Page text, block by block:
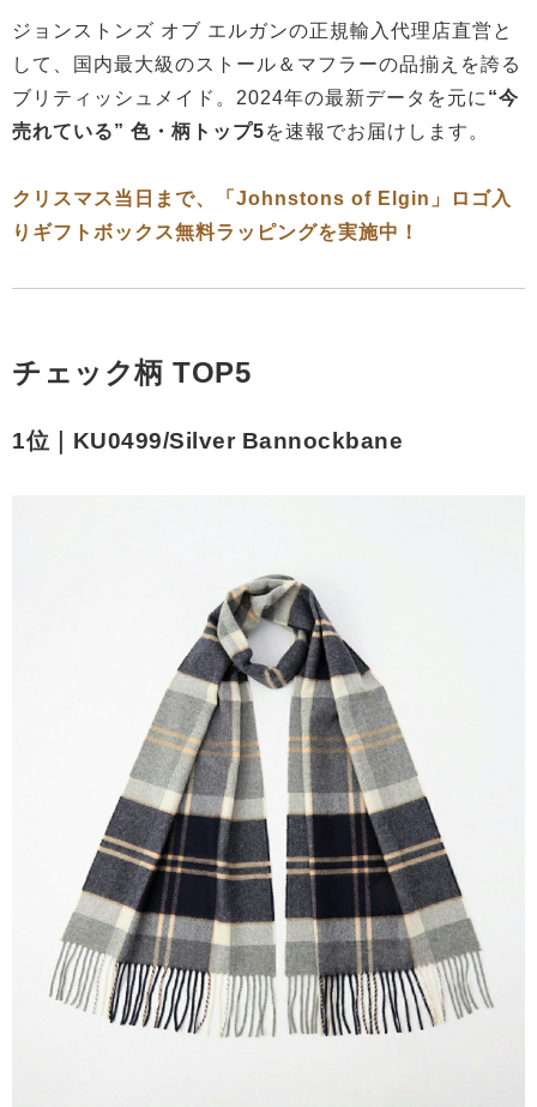
ジョンストンズ オブ エルガンの正規輸入代理店直営と
して、国内最大級のストール＆マフラーの品揃えを誇る
ブリティッシュメイド。2024年の最新データを元に “今
売れている” 色・柄トップ5を速報でお届けします。
クリスマス当日まで、「Johnstons of Elgin」ロゴ入
りギフトボックス無料ラッピングを実施中！
チェック柄 TOP5
1位｜KU0499/Silver Bannockbane